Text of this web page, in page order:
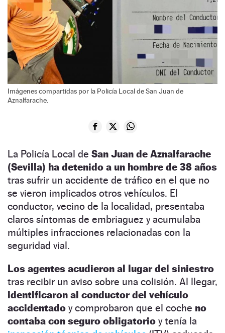
Imágenes compartidas por la Policía Local de San Juan de
Aznalfarache.
La Policía Local de San Juan de Aznalfarache
(Sevilla) ha detenido a un hombre de 38 años
tras sufrir un accidente de tráfico en el que no
se vieron implicados otros vehículos. El
conductor, vecino de la localidad, presentaba
claros síntomas de embriaguez y acumulaba
múltiples infracciones relacionadas con la
seguridad vial.
Los agentes acudieron al lugar del siniestro
tras recibir un aviso sobre una colisión. Al llegar,
identificaron al conductor del vehículo
accidentado y comprobaron que el coche no
contaba con seguro obligatorio y tenía la